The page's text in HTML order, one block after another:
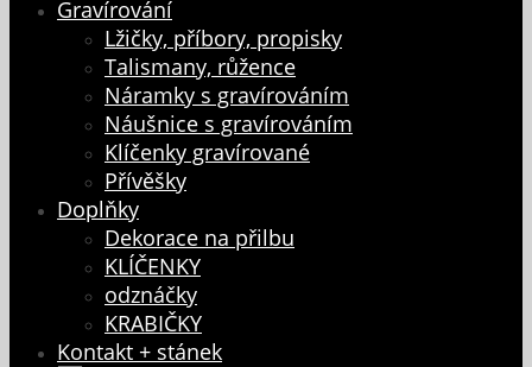
Gravírování
Lžičky, příbory, propisky
Talismany, růžence
Náramky s gravírováním
Náušnice s gravírováním
Klíčenky gravírované
Přívěšky
Doplňky
Dekorace na přilbu
KLÍČENKY
odznáčky
KRABIČKY
Kontakt + stánek